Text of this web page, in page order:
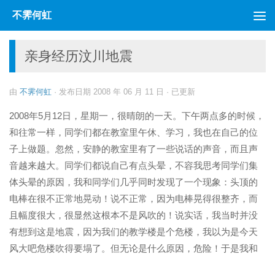
跳至内容
不霁何虹
亲身经历汶川地震
由 不霁何虹 · 发布日期 2008 年 06 月 11 日 · 已更新
2008年5月12日，星期一，很晴朗的一天。下午两点多的时候，
和往常一样，同学们都在教室里午休、学习，我也在自己的位
子上做题。忽然，安静的教室里有了一些说话的声音，而且声
音越来越大。同学们都说自己有点头晕，不容我思考同学们集
体头晕的原因，我和同学们几乎同时发现了一个现象：头顶的
电棒在很不正常地晃动！说不正常，因为电棒晃得很整齐，而
且幅度很大，很显然这根本不是风吹的！说实话，我当时并没
有想到这是地震，因为我们的教学楼是个危楼，我以为是今天
风大吧危楼吹得要塌了。但无论是什么原因，危险！于是我和